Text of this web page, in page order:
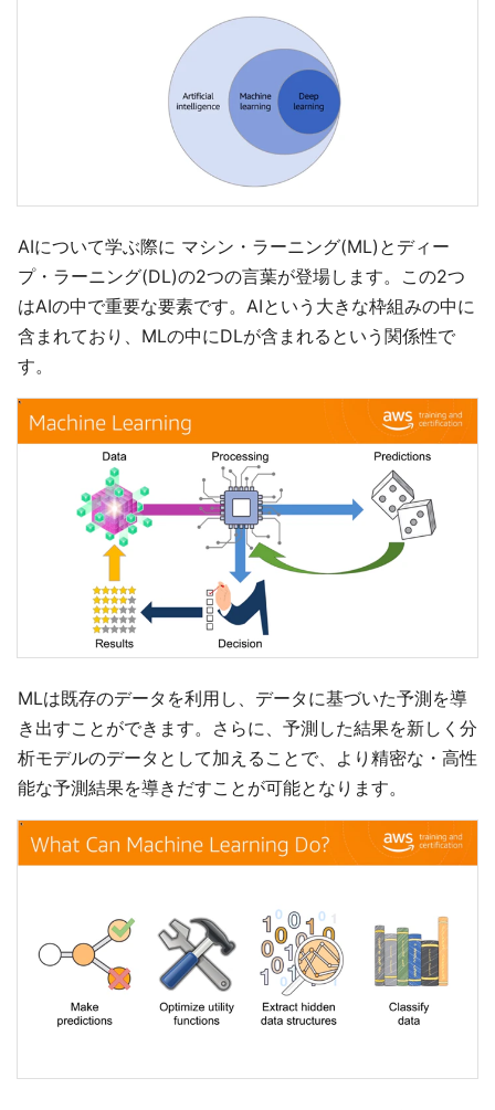
AIについて学ぶ際に マシン・ラーニング(ML)とディー
プ・ラーニング(DL)の2つの言葉が登場します。この2つ
はAIの中で重要な要素です。AIという大きな枠組みの中に
含まれており、MLの中にDLが含まれるという関係性で
す。
MLは既存のデータを利用し、データに基づいた予測を導
き出すことができます。さらに、予測した結果を新しく分
析モデルのデータとして加えることで、より精密な・高性
能な予測結果を導きだすことが可能となります。